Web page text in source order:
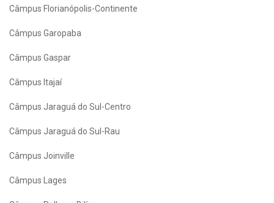
Câmpus Florianópolis-Continente
Câmpus Garopaba
Câmpus Gaspar
Câmpus Itajaí
Câmpus Jaraguá do Sul-Centro
Câmpus Jaraguá do Sul-Rau
Câmpus Joinville
Câmpus Lages